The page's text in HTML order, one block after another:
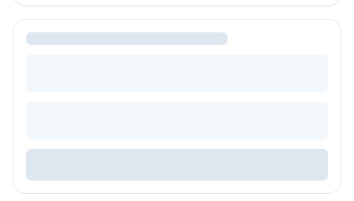
Ceai
Bacanie
Despre noi
Livrare